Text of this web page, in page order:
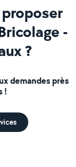
-
?
demandes près
!